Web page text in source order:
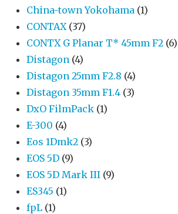
China-town Yokohama (1)
CONTAX (37)
CONTX G Planar T* 45mm F2 (6)
Distagon (4)
Distagon 25mm F2.8 (4)
Distagon 35mm F1.4 (3)
DxO FilmPack (1)
E-300 (4)
Eos 1Dmk2 (3)
EOS 5D (9)
EOS 5D Mark III (9)
ES345 (1)
fpL (1)